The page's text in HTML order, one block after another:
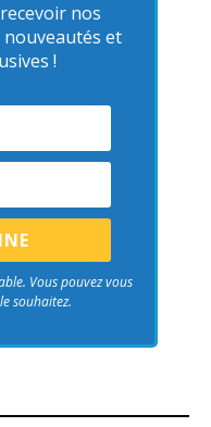
nos
et
!
Vous pouvez vous
souhaitez.